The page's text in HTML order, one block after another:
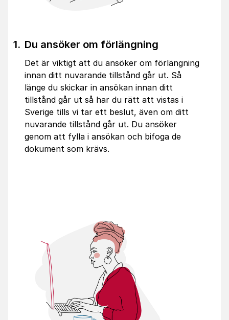
Du ansöker om förlängning
Det är viktigt att du ansöker om förlängning
innan ditt nuvarande tillstånd går ut. Så
länge du skickar in ansökan innan ditt
tillstånd går ut så har du rätt att vistas i
Sverige tills vi tar ett beslut, även om ditt
nuvarande tillstånd går ut. Du ansöker
genom att fylla i ansökan och bifoga de
dokument som krävs.